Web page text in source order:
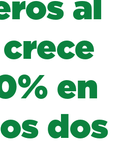
al
en
dos